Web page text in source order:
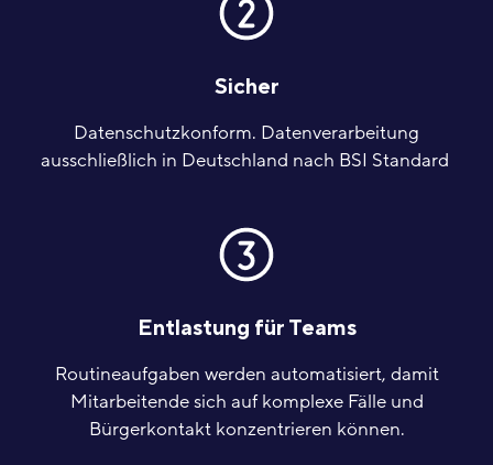
Sicher
Datenschutzkonform. Datenverarbeitung
ausschließlich in Deutschland nach BSI Standard
Entlastung für Teams
Routineaufgaben werden automatisiert, damit
Mitarbeitende sich auf komplexe Fälle und
Bürgerkontakt konzentrieren können.